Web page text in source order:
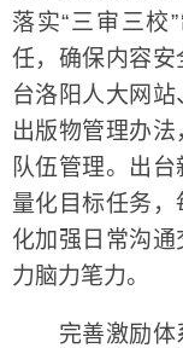
落实“三审三校
任，确保内容
台洛阳人大网
出版物管理办
队伍管理。出台
量化目标任务
化加强日常沟
力脑力笔力。
完善激励体系